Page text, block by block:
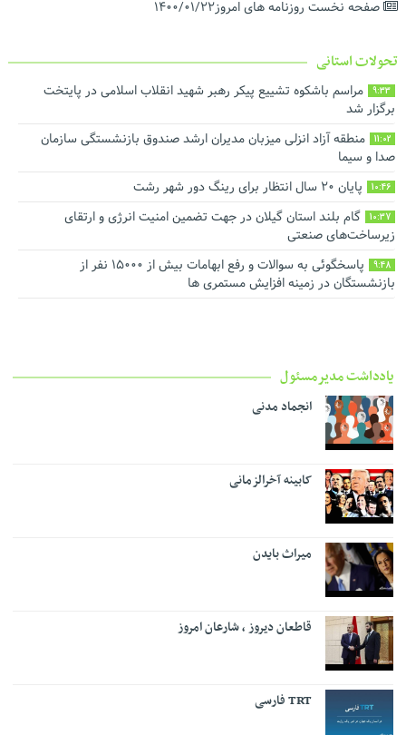
صفحه نخست روزنامه های امروز۱۴۰۰/۰۱/۲۲
تحولات استانی
9:33
مراسم باشکوه تشییع پیکر رهبر شهید انقلاب اسلامی در پایتخت
برگزار شد
11:02
منطقه آزاد انزلی میزبان مدیران ارشد صندوق بازنشستگی سازمان
صدا و سیما
10:46 پایان ۲۰ سال انتظار برای رینگ دور شهر رشت
10:37
گام بلند استان گیلان در جهت تضمین امنیت انرژی و ارتقای
زیرساخت‌های صنعتی
9:48
پاسخگوئی به سوالات و رفع ابهامات بیش از ۱۵۰۰۰ نفر از
بازنشستگان در زمینه افزایش مستمری ها
یادداشت مدیرمسئول
انجماد مدنی
کابینه آخرالزمانی
میراث بایدن
قاطعان دیروز ، شارعان امروز
TRT فارسی